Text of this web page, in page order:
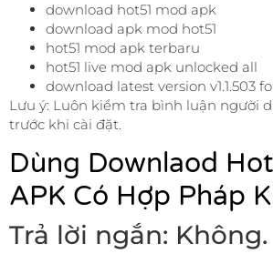
download hot51 mod apk
download apk mod hot51
hot51 mod apk terbaru
hot51 live mod apk unlocked all
download latest version v1.1.503
Lưu ý: Luôn kiểm tra bình luận người
trước khi cài đặt.
Dùng Downlaod
APK Có Hợp Pháp
Trả lời ngắn: Không.